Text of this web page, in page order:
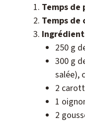
Temps de
Temps de
250 g
300 g
salée),
2
1
2